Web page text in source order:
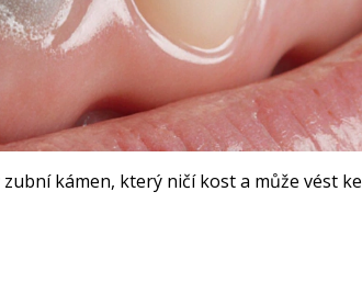
kámen, který ničí kost a může vést ke